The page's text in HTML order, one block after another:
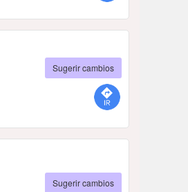
Sugerir cambios
Sugerir cambios